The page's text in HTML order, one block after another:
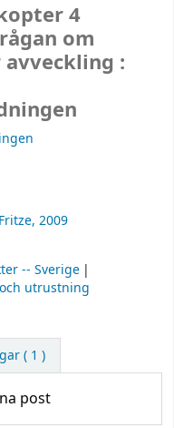
4
om
:
Fritze, 2009
-- Sverige
utrustning
( 1 )
post